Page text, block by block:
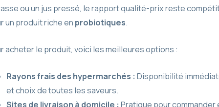
ou un jus pressé, le rapport qualité-prix reste
un produit riche en probiotiques.
acheter le produit, voici les meilleures options :
Rayons frais des hypermarchés : Disponibilité
et choix de toutes les saveurs.
Sites de livraison à domicile : Pratique pour commander